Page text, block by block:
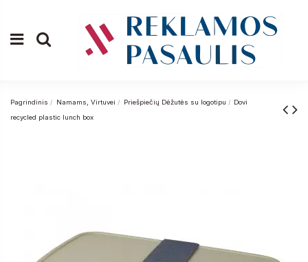
Pagrindinis Namams, Virtuvei Priešpiečių Dėžutės su logotipu
Dovi
recycled plastic lunch box